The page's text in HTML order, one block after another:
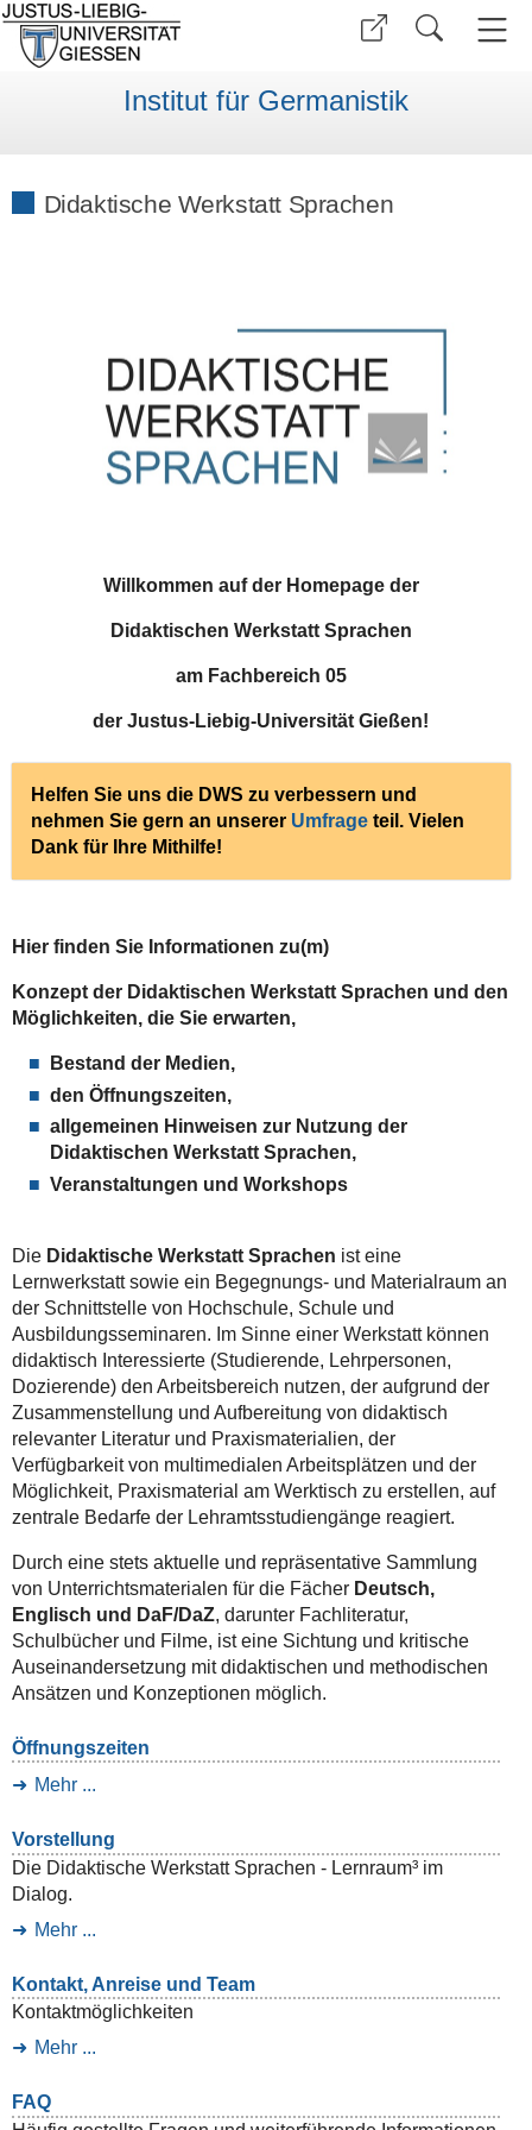
Institut für Germanistik
Didaktische Werkstatt Sprachen
Willkommen auf der Homepage der
Didaktischen Werkstatt Sprachen
am Fachbereich 05
der Justus-Liebig-Universität Gießen!
Helfen Sie uns die DWS zu verbessern und
nehmen Sie gern an unserer Umfrage teil. Vielen
Dank für Ihre Mithilfe!
Hier finden Sie Informationen zu(m)
Konzept der Didaktischen Werkstatt Sprachen und den
Möglichkeiten, die Sie erwarten,
Bestand der Medien,
den Öffnungszeiten,
allgemeinen Hinweisen zur Nutzung der
Didaktischen Werkstatt Sprachen,
Veranstaltungen und Workshops
Die Didaktische Werkstatt Sprachen ist eine
Lernwerkstatt sowie ein Begegnungs- und Materialraum an
der Schnittstelle von Hochschule, Schule und
Ausbildungsseminaren. Im Sinne einer Werkstatt können
didaktisch Interessierte (Studierende, Lehrpersonen,
Dozierende) den Arbeitsbereich nutzen, der aufgrund der
Zusammenstellung und Aufbereitung von didaktisch
relevanter Literatur und Praxismaterialien, der
Verfügbarkeit von multimedialen Arbeitsplätzen und der
Möglichkeit, Praxismaterial am Werktisch zu erstellen, auf
zentrale Bedarfe der Lehramtsstudiengänge reagiert.
Durch eine stets aktuelle und repräsentative Sammlung
von Unterrichtsmaterialen für die Fächer Deutsch,
Englisch und DaF/DaZ, darunter Fachliteratur,
Schulbücher und Filme, ist eine Sichtung und kritische
Auseinandersetzung mit didaktischen und methodischen
Ansätzen und Konzeptionen möglich.
Öffnungszeiten
Mehr ...
Vorstellung
Die Didaktische Werkstatt Sprachen - Lernraum³ im
Dialog.
Mehr ...
Kontakt, Anreise und Team
Kontaktmöglichkeiten
Mehr ...
FAQ